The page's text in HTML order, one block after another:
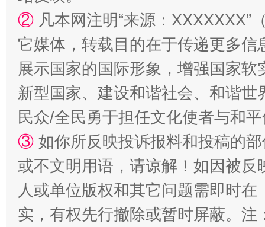
漫山遍野的桃花与雪山、麦地、白藏房
② 凡本网注明“来源：
它媒体，转载目的在于传递更多
展示国家的国际形象，增强国家
新型国家、建设和谐社会、和谐
民众/全民勇于担任文化使者与和
③ 如你所反映投诉报料和投稿的
或不文明用语，请谅解！如因被
人或单位版权和其它问题需即时在
实，有权先行撤除或暂时屏蔽。